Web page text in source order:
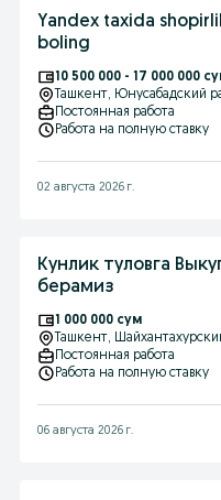
Yandex taxida
boling
10 500 000 - 17 000 000
Ташкент, Юнусабадский
Постоянная работа
Работа на полную ставку
02 августа 2026 г.
Кунлик туловга
берамиз
1 000 000 сум
Ташкент,
Постоянная работа
Работа на полную ставку
06 августа 2026 г.